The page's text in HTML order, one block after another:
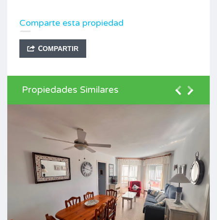
Comparte esta propiedad
COMPARTIR
Propiedades Similares